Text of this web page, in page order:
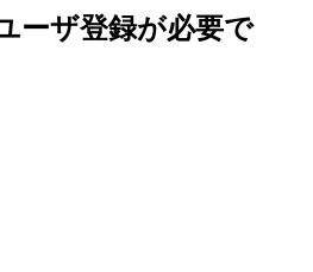
ーザ登録が必要で